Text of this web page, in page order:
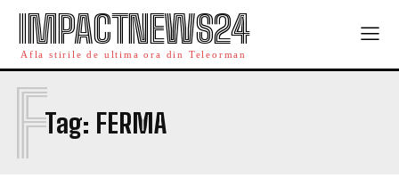
IMPACTNEWS24
Afla stirile de ultima ora din Teleorman
Tag: FERMA
F